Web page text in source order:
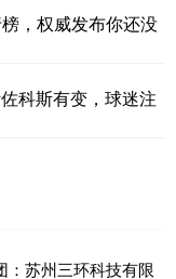
，权威发布你还没
科斯有变，球迷注
：苏州三环科技有限